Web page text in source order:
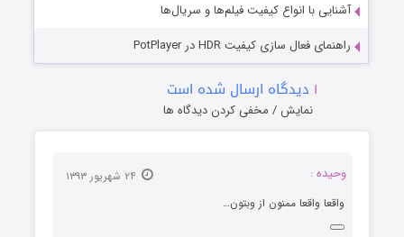
آشنایی با انواع کیفیت فیلم‌ها و سریال‌ها
راهنمای فعال سازی کیفیت HDR در PotPlayer
۱ دیدگاه ارسال شده است
نمایش / مخفی کردن دیدگاه ها
وحیده :
واقعا واقعا ممنون از وبتون…